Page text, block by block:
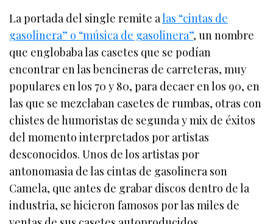
La portada del single remite alas “cintas de
gasolinera” o “música de gasolinera”, un nombre
que englobaba las casetes que se podían
encontrar en las bencineras de carreteras, muy
populares en los 70 y 80, para decaer en los 90, en
las que se mezclaban casetes de rumbas, otras con
chistes de humoristas de segunda y mix de éxitos
del momento interpretados por artistas
desconocidos. Unos de los artistas por
antonomasia de las cintas de gasolinera son
Camela, que antes de grabar discos dentro de la
industria, se hicieron famosos por las miles de